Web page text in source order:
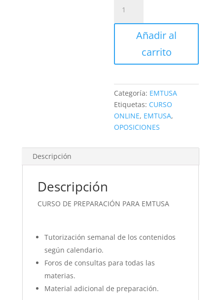
Online
EMTUSA
(Psicotécnicos)
Añadir al
carrito
Categoría: EMTUSA
Etiquetas: CURSO
ONLINE, EMTUSA,
OPOSICIONES
Descripción
Descripción
CURSO DE PREPARACIÓN PARA EMTUSA
Tutorización semanal de los contenidos
según calendario.
Foros de consultas para todas las
materias.
Material adicional de preparación.